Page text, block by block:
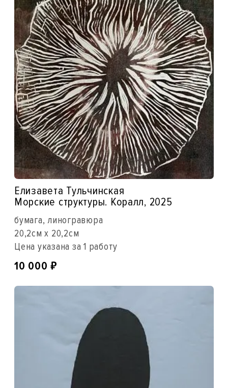
Елизавета Тульчинская
Морские структуры. Коралл, 2025
бумага, линогравюра
20,2см x 20,2см
Цена указана за 1 работу
10 000₽